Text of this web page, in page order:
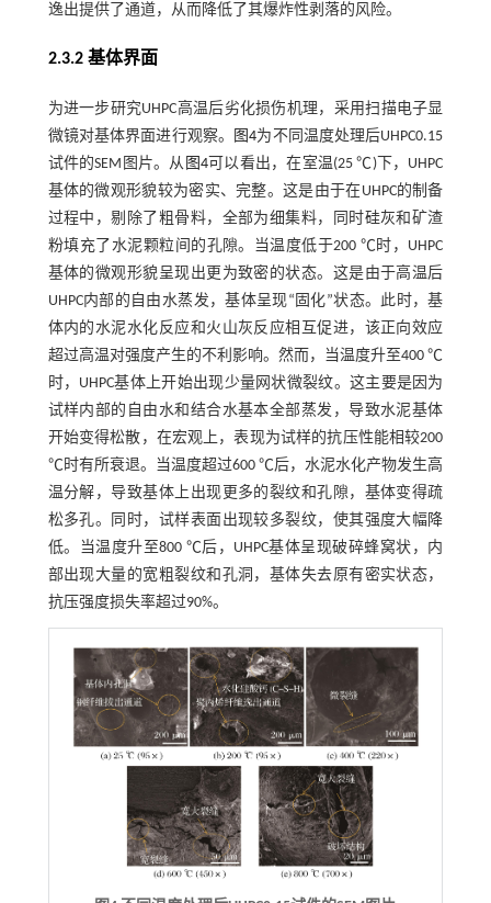
逸出提供了通道，从而降低了其爆炸性剥落的风险。
2.3.2 基体界面
为进一步研究UHPC高温后劣化损伤机理，采用扫描电子显
微镜对基体界面进行观察。
图4为不同温度处理后UHPC0.15
试件的SEM图片。从 图4可以看出，在室温(25 ℃)下，UHPC
基体的微观形貌较为密实、完整。这是由于在UHPC的制备
过程中，剔除了粗骨料，全部为细集料，同时硅灰和矿渣
粉填充了水泥颗粒间的孔隙。当温度低于200 ℃时，UHPC
基体的微观形貌呈现出更为致密的状态。这是由于高温后
UHPC内部的自由水蒸发，基体呈现“固化”状态。此时，基
体内的水泥水化反应和火山灰反应相互促进，该正向效应
超过高温对强度产生的不利影响。然而，当温度升至400 ℃
时，UHPC基体上开始出现少量网状微裂纹。这主要是因为
试样内部的自由水和结合水基本全部蒸发，导致水泥基体
开始变得松散，在宏观上，表现为试样的抗压性能相较200
℃时有所衰退。当温度超过600 ℃后，水泥水化产物发生高
温分解，导致基体上出现更多的裂纹和孔隙，基体变得疏
松多孔。同时，试样表面出现较多裂纹，使其强度大幅降
低。当温度升至800 ℃后，UHPC基体呈现破碎蜂窝状，内
部出现大量的宽粗裂纹和孔洞，基体失去原有密实状态，
抗压强度损失率超过90%。